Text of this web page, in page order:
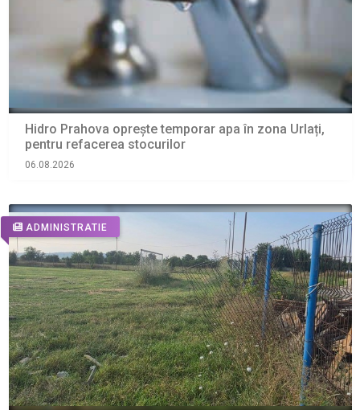
Hidro Prahova oprește temporar apa în zona Urlați,
pentru refacerea stocurilor
06.08.2026
ADMINISTRATIE